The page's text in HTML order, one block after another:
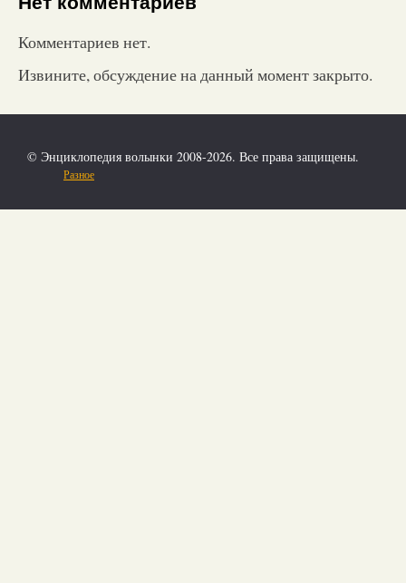
Комментариев нет.
Извините, обсуждение на данный момент закрыто.
© Энциклопедия волынки 2008-2026. Все права защищены.
Разное